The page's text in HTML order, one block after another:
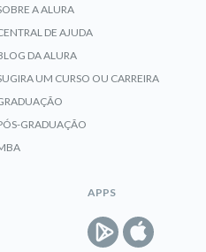
commit e versões
A ALURA
DE AJUDA
DA ALURA
UM CURSO OU CARREIRA
GRADUAÇÃO
APPS